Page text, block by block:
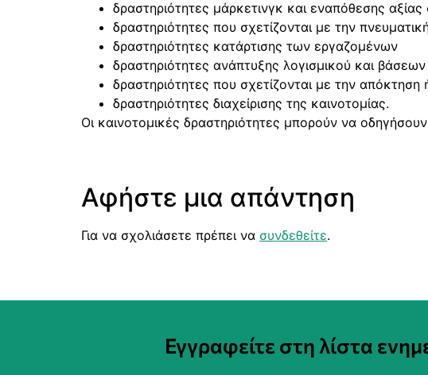
δραστηριότητες μάρκετινγκ και εναπόθεσης
δραστηριότητες που σχετίζονται με την
δραστηριότητες κατάρτισης των εργαζομένων
δραστηριότητες ανάπτυξης λογισμικού και
δραστηριότητες που σχετίζονται με την
δραστηριότητες διαχείρισης της καινοτομίας.
Οι καινοτομικές δραστηριότητες μπορούν να
Αφήστε μια απάντηση
Για να σχολιάσετε πρέπει να συνδεθείτε.
Εγγραφείτε στη λίστα